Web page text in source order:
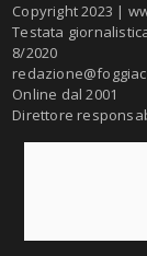
Copyright 2023 |
Testata
8/2020
Online dal 2001
Direttore